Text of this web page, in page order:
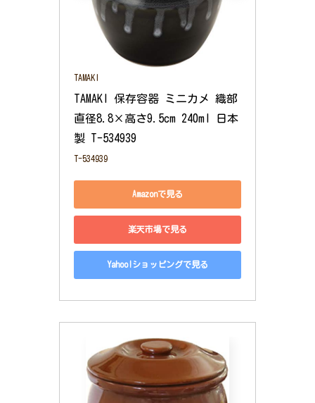
TAMAKI
TAMAKI 保存容器 ミニカメ 織部
直径8.8×高さ9.5cm 240ml 日本
製 T-534939
T-534939
Amazonで見る
楽天市場で見る
Yahoo!ショッピングで見る